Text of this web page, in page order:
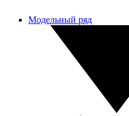
Модельный ряд